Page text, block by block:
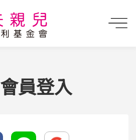
會員登入